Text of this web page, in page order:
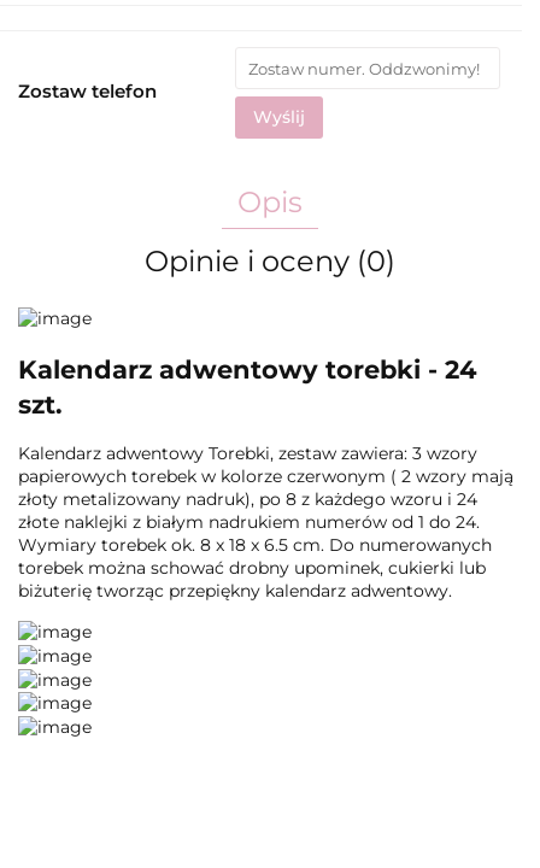
Zostaw telefon
Wyślij
Opis
Opinie i oceny (0)
Kalendarz adwentowy torebki - 24
szt.
Kalendarz adwentowy Torebki, zestaw zawiera: 3 wzory
papierowych torebek w kolorze czerwonym ( 2 wzory mają
złoty metalizowany nadruk), po 8 z każdego wzoru i 24
złote naklejki z białym nadrukiem numerów od 1 do 24.
Wymiary torebek ok. 8 x 18 x 6.5 cm. Do numerowanych
torebek można schować drobny upominek, cukierki lub
biżuterię tworząc przepiękny kalendarz adwentowy.